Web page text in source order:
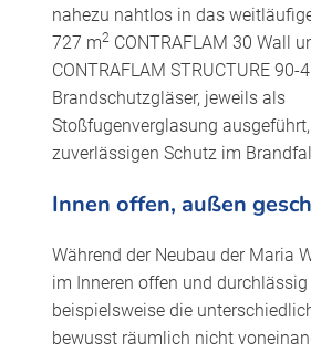
nahezu nahtlos in das
727 m2CONTRAFLAM 30 Wall
CONTRAFLAM STRUCTURE 90-
Brandschutzgläser, jeweils als
Stoßfugenverglasung
zuverlässigen Schutz im
Innen offen, außen
Während der Neubau der Maria
im Inneren offen und
beispielsweise die
bewusst räumlich nicht